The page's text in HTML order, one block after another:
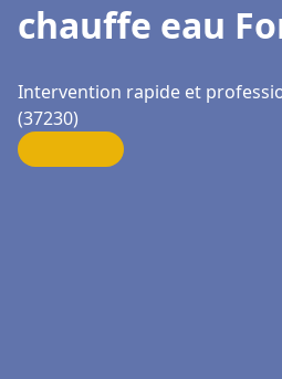
chauffe eau
Intervention rapide et
(37230)